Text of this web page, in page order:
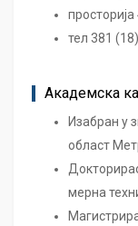
просторија
тел 381
Академска
Изабран у
област
мерна